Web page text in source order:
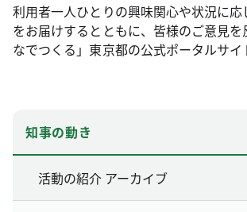
利用者一人ひとりの興味関心や状況に
をお届けするとともに、皆様のご意見
なでつくる」東京都の公式ポータルサイ
知事の動き
活動の紹介 アーカイブ